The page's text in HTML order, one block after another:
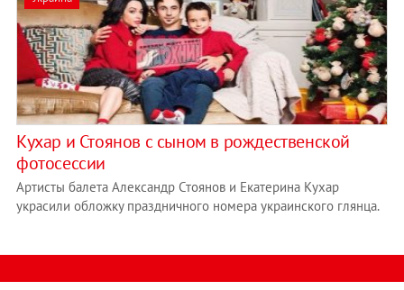
Кухар и Стоянов с сыном в рождественской
фотосессии
Артисты балета Александр Стоянов и Екатерина Кухар
украсили обложку праздничного номера украинского глянца.